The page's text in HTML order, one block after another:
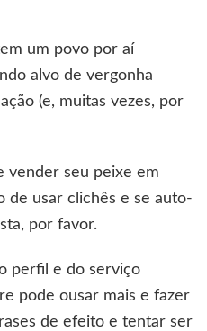
um povo por aí
alvo de vergonha
(e, muitas vezes, por
vender seu peixe em
de usar clichês e se auto-
por favor.
perfil e do serviço
pode ousar mais e fazer
de efeito e tentar ser